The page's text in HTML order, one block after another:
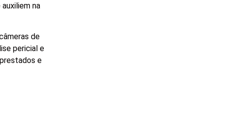
na
de
pericial e
e